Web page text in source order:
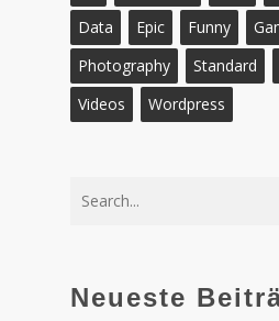
Data
Epic Funny
Photography
Standard
Videos
Wordpress
Neueste